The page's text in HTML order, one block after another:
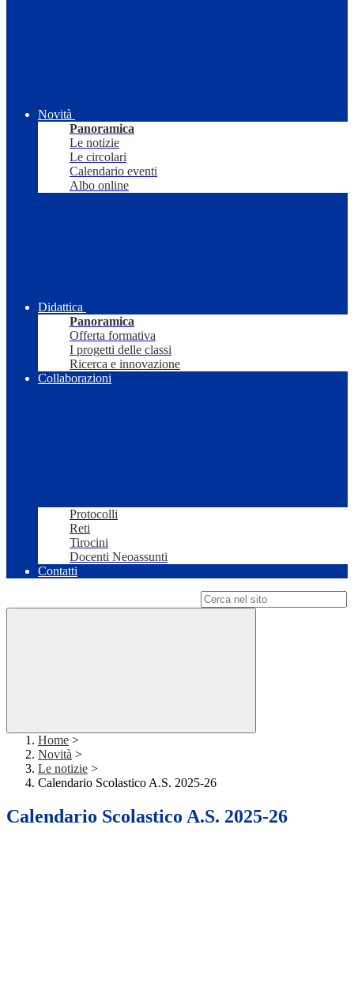
Novità
Panoramica
Le notizie
Le circolari
Calendario eventi
Albo online
Didattica
Panoramica
Offerta formativa
I progetti delle classi
Ricerca e innovazione
Collaborazioni
Protocolli
Reti
Tirocini
Docenti Neoassunti
Contatti
Home >
Novità >
Le notizie >
Calendario Scolastico A.S. 2025-26
Calendario Scolastico A.S. 2025-26